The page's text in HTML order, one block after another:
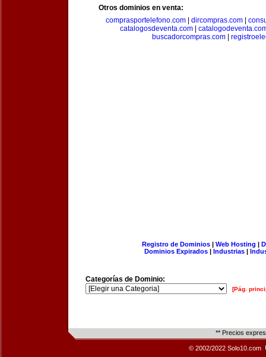
Otros dominios en venta:
comprasportelefono.com
dircompras.com
catalogosdeventa.com
buscadorcompras.com
Registro de Dominios| Web Hosting |
Dominios Expirados | Industrias |
Categorías de Dominio:
[Pág.
** Precios
© 2002/2022 Solo10.com